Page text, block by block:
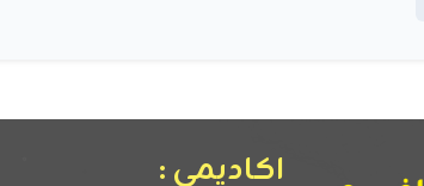
اكاديمي :